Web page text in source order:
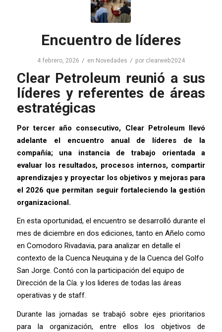
Encuentro de líderes
4 febrero, 2026 / en Novedades / por clearweb2024
Clear Petroleum reunió a sus
líderes y referentes de áreas
estratégicas
Por tercer año consecutivo, Clear Petroleum llevó
adelante el encuentro anual de líderes de la
compañía; una instancia de trabajo orientada a
evaluar los resultados, procesos internos, compartir
aprendizajes y proyectar los objetivos y mejoras para
el 2026 que permitan seguir fortaleciendo la gestión
organizacional.
En esta oportunidad, el encuentro se desarrolló durante el
mes de diciembre en dos ediciones, tanto en Añelo como
en Comodoro Rivadavia, para analizar en detalle el
contexto de la Cuenca Neuquina y de la Cuenca del Golfo
San Jorge. Contó con la participación del equipo de
Dirección de la Cía. y los lideres de todas las áreas
operativas y de staff.
Durante las jornadas se trabajó sobre ejes prioritarios
para la organización, entre ellos los objetivos de